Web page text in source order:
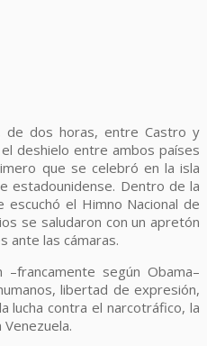
de dos horas, entre Castro y
deshielo entre ambos países
que se celebró en la isla
estadounidense. Dentro de la
el Himno Nacional de
se saludaron con un apretón
ante las cámaras.
según Obama–
libertad de expresión,
lucha contra el narcotráfico, la